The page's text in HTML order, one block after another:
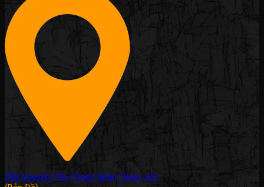
308 Nguyễn Trãi, Thanh Xuân Trung, HN.